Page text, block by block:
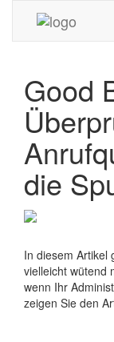
Good
die
In diesem Artikel
vielleicht wütend
wenn Ihr
zeigen Sie den